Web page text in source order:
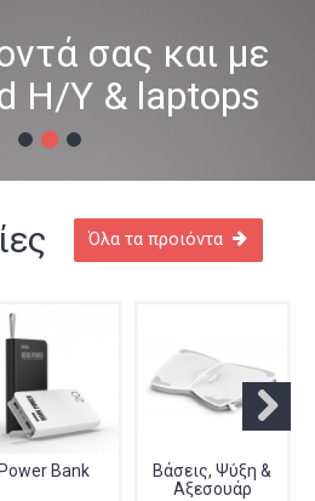
σας και με
Η/Υ & laptops
1 2 3
Όλα τα προιόντα
Power Bank
Βάσεις, Ψύξη &
Αξεσουάρ